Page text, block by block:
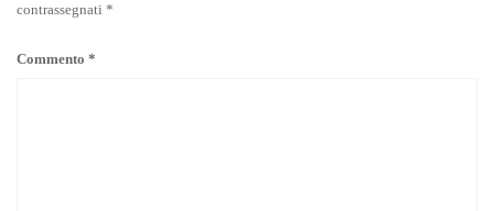
contrassegnati *
Commento *